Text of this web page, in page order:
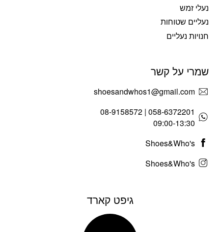
נעלי זמש
נעליים שטוחות
חנויות נעליים
שמרי על קשר
shoesandwhos1@gmail.com
058-6372201 | 08-9158572
09:00-13:30
Shoes&Who's
Shoes&Who's
גיפט קארד